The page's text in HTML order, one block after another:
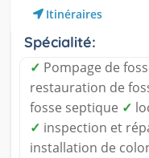
Itinéraires
Spécialité:
✓ Pompage de
restauration de
fosse septique ✓
✓ inspection et
installation de